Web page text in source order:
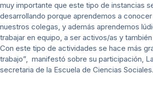
muy importante que este tipo de instancias
desarrollando porque aprendemos a
nuestros colegas, y además aprendemos
trabajar en equipo, a ser activos/as y también
Con este tipo de actividades se hace más
trabajo”, manifestó sobre su participación,
secretaria de la Escuela de Ciencias Sociales.